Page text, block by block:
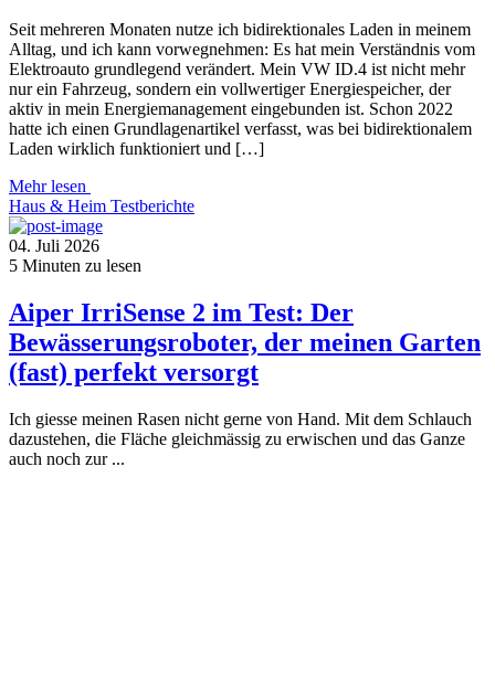
Seit mehreren Monaten nutze ich bidirektionales Laden in meinem
Alltag, und ich kann vorwegnehmen: Es hat mein Verständnis vom
Elektroauto grundlegend verändert. Mein VW ID.4 ist nicht mehr
nur ein Fahrzeug, sondern ein vollwertiger Energiespeicher, der
aktiv in mein Energiemanagement eingebunden ist. Schon 2022
hatte ich einen Grundlagenartikel verfasst, was bei bidirektionalem
Laden wirklich funktioniert und […]
Mehr lesen
Haus & Heim Testberichte
04. Juli 2026
5 Minuten zu lesen
Aiper IrriSense 2 im Test: Der
Bewässerungsroboter, der meinen Garten
(fast) perfekt versorgt
Ich giesse meinen Rasen nicht gerne von Hand. Mit dem Schlauch
dazustehen, die Fläche gleichmässig zu erwischen und das Ganze
auch noch zur ...